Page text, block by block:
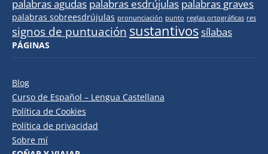
palabras agudas palabras esdrújulas palabras graves
palabras sobreesdrújulas pronunciación punto reglas ortográficas res
signos de puntuación sustantivossílabas
PÁGINAS
Blog
Curso de Español – Lengua Castellana
Política de Cookies
Política de privacidad
Sobre mí